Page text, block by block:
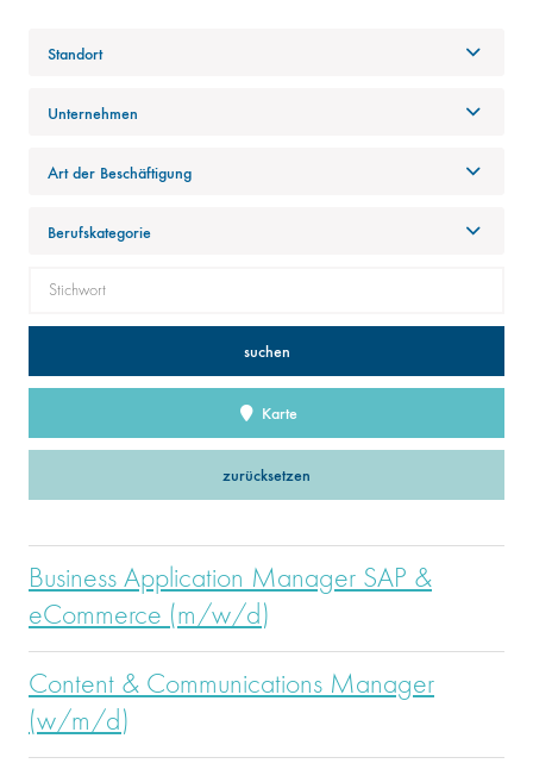
Standort
Unternehmen
Art der Beschäftigung
Berufskategorie
zurücksetzen
Karte
suchen
Business Application Manager SAP &
eCommerce (m/w/d)
Content & Communications Manager
(w/m/d)